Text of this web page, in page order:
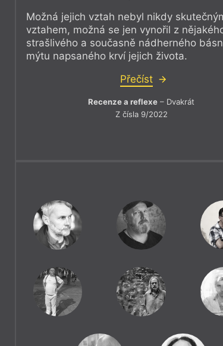
Možná jejich vztah nebyl nikdy
vztahem, možná se jen vynořil z
strašlivého a současně nádherného
mýtu napsaného krví jejich života.
Přečíst
Recenze a reflexe – Dvakrát
Z čísla 9/2022